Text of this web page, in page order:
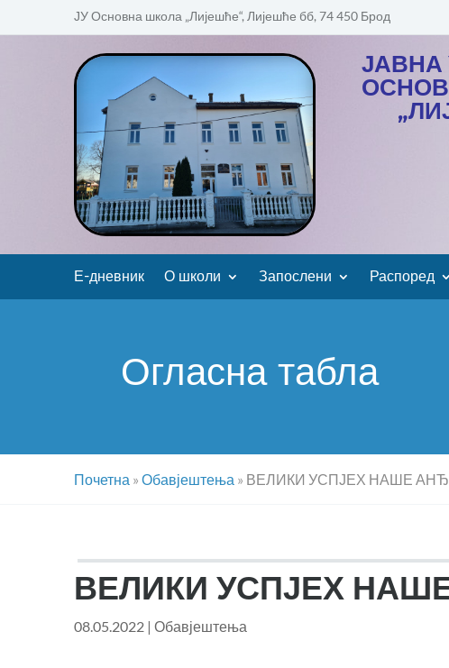
ЈУ Основна школа „Лијешће“, Лијешће бб, 74 450 Брод
ЈАВНА
Е-дневник О школи Запослени Распоред
Огласна табла
Почетна » Обавјештења » ВЕЛИКИ УСПЈЕХ НАШЕ
ВЕЛИКИ УСПЈЕХ
08.05.2022 | Обавјештења